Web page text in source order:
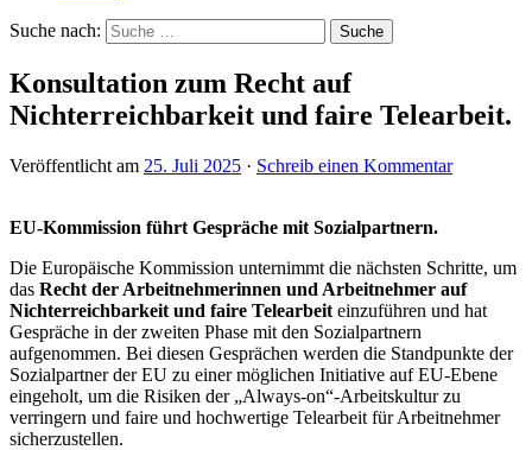
Suche nach:
Konsultation zum Recht auf
Nichterreichbarkeit und faire Telearbeit.
Veröffentlicht am 25. Juli 2025 · Schreib einen Kommentar
EU-Kommission führt Gespräche mit Sozialpartnern.
Die Europäische Kommission unternimmt die nächsten Schritte, um
das Recht der Arbeitnehmerinnen und Arbeitnehmer auf
Nichterreichbarkeit und faire Telearbeit einzuführen und hat
Gespräche in der zweiten Phase mit den Sozialpartnern
aufgenommen. Bei diesen Gesprächen werden die Standpunkte der
Sozialpartner der EU zu einer möglichen Initiative auf EU-Ebene
eingeholt, um die Risiken der „Always-on“-Arbeitskultur zu
verringern und faire und hochwertige Telearbeit für Arbeitnehmer
sicherzustellen.